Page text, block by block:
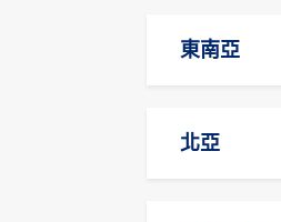
東南亞
北亞